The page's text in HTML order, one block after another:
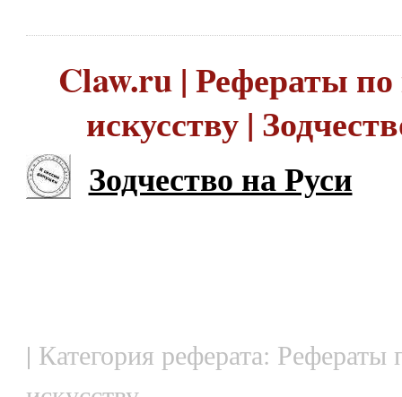
Claw.ru | Рефераты по
искусству |
Зодчество на Руси
| Категория реферата: Рефераты